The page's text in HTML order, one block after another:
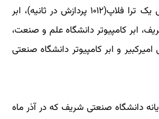
های بنیادی با توان پردازشی یک ترا فلاپ(۱۰۱۲ پردازش در ثانیه)، ابر
ابر کامپیوتر دانشگاه علم و صنعت،
و ابر کامپیوتر دانشگاه صنعتی
دانشگاه صنعتی شریف که در آذر ماه